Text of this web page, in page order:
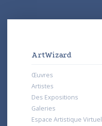
ArtWizard
Œuvres
Artistes
Des Expositions
Galeries
Espace Artistique Virtuel